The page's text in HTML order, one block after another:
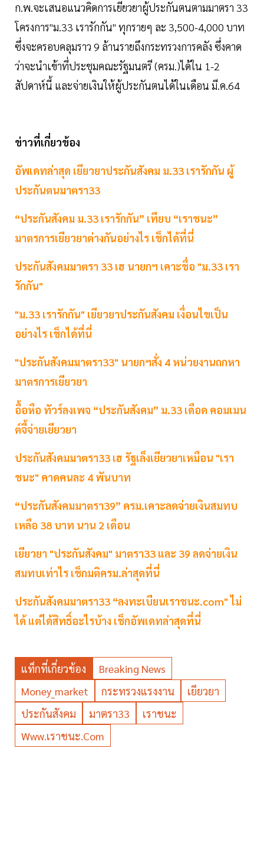
ก.พ.จะเสนอแนวคิดการเยียวยาผู้ประกันตนตามมาตรา 33
โครงการ"ม.33 เรารักกัน" ทุกรายๆ ละ 3,500-4,000 บาท
ซึ่งจะครอบคลุมราว 9 ล้านรายถึงกระทรวงการคลัง ซึ่งคาด
ว่าจะนำเข้าที่ประชุมคณะรัฐมนตรี (ครม.)ได้ใน 1-2
สัปดาห์นี้ และจ่ายเงินให้ผู้ประกันตนได้ในเดือน มี.ค.64
ข่าวที่เกี่ยวข้อง
อัพเดทล่าสุด เยียวยาประกันสังคม ม.33 เรารักกัน ผู้
ประกันตนมาตรา33
“ประกันสังคม ม.33 เรารักกัน” เทียบ “เราชนะ”
มาตรการเยียวยาต่างกันอย่างไร เช็กได้ที่นี่
ประกันสังคมมาตรา 33 เฮ นายกฯ เคาะชื่อ "ม.33 เรา
รักกัน"
"ม.33 เรารักกัน" เยียวยาประกันสังคม เงื่อนไขเป็น
อย่างไร เช็กได้ที่นี่
"ประกันสังคมมาตรา33" นายกฯสั่ง 4 หน่วยงานถกหา
มาตรการเยียวยา
อื้อหือ ทัวร์ลงเพจ “ประกันสังคม” ม.33 เดือด คอมเมน
ต์จี้จ่ายเยียวยา
ประกันสังคมมาตรา33 เฮ รัฐเล็งเยียวยาเหมือน "เรา
ชนะ" คาดคนละ 4 พันบาท
“ประกันสังคมมาตรา39” ครม.เคาะลดจ่ายเงินสมทบ
เหลือ 38 บาท นาน 2 เดือน
เยียวยา "ประกันสังคม" มาตรา33 และ 39 ลดจ่ายเงิน
สมทบเท่าไร เช็กมติครม.ล่าสุดที่นี่
ประกันสังคมมาตรา33 “ลงทะเบียนเราชนะ.com" ไม่
ได้ แต่ได้สิทธิ์อะไรบ้าง เช็กอัพเดทล่าสุดที่นี่
แท็กที่เกี่ยวข้อง
Breaking News
Money_market
กระทรวงแรงงาน
เยียวยา
ประกันสังคม
มาตรา33
เราชนะ
Www.เราชนะ.com